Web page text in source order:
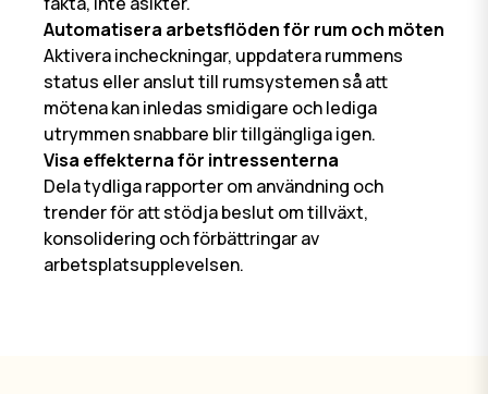
Automatisera arbetsflöden för rum och möten
Aktivera incheckningar, uppdatera rummens
status eller anslut till rumsystemen så att
mötena kan inledas smidigare och lediga
utrymmen snabbare blir tillgängliga igen.
Visa effekterna för intressenterna
Dela tydliga rapporter om användning och
trender för att stödja beslut om tillväxt,
konsolidering och förbättringar av
arbetsplatsupplevelsen.